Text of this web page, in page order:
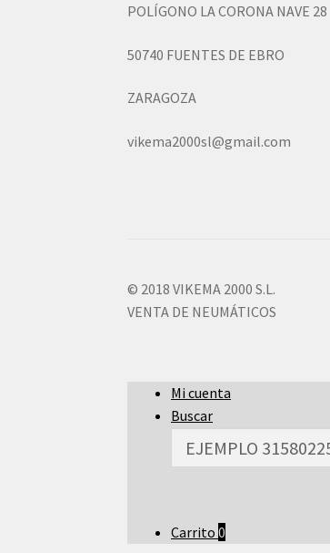
POLÍGONO LA CORONA NAVE 28
50740 FUENTES DE EBRO
ZARAGOZA
vikema2000sl@gmail.com
© 2018 VIKEMA 2000 S.L.
VENTA DE NEUMÁTICOS
Mi cuenta
Buscar
Carrito0